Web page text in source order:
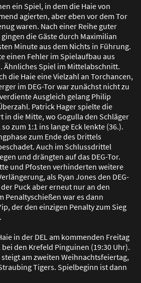
ein Spiel, in dem die Haie von
agierten, aber eben vor dem Tor
waren. Nach einer Reihe guter
die Gäste durch Maximilian
Minute aus dem Nichts in Führung.
einen Fehler im Spielaufbau aus
Ähnliches Spiel im Mittelabschnitt.
die Haie eine Vielzahl an Torchancen,
im DEG-Tor war zunächst nicht zu
Ausgleich gelang Philip
Patrick Hager spielte die
in die Mitte, wo Gogulla den Schläger
zum 1:1 ins lange Eck lenkte (36.).
zum Ende des Drittels
Auch im Schlussdrittel
und drängten auf das DEG-Tor.
und Pfosten verhinderten weitere
als Ryan Jones den DEG-
Puck aber erneut nur an den
Penaltyschießen war es dann
der den einzigen Penalty zum Sieg
in der DEL am kommenden Freitag
den Krefeld Pinguinen (19:30 Uhr).
am zweiten Weihnachtsfeiertag,
Tigers. Spielbeginn ist dann